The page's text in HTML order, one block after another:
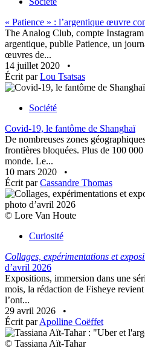
« Patience » : l’argentique œuvre
The Analog Club, compte
argentique, publie Patience, un
œuvres de...
14 juillet 2020
•
Écrit parLou Tsatsas
Société
Covid-19, le fantôme de Shanghaï
De nombreuses zones
frontières bloquées. Plus de 100 000
monde. Le...
10 mars 2020
•
Écrit parCassandre Thomas
© Lore Van Houte
Curiosité
Collages, expérimentations et
d’avril 2026
Expositions, immersion dans une
mois, la rédaction de Fisheye
l’ont...
29 avril 2026
•
Écrit parApolline Coëffet
© Tassiana Aït-Tahar